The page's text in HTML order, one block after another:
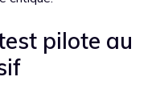
pilote au